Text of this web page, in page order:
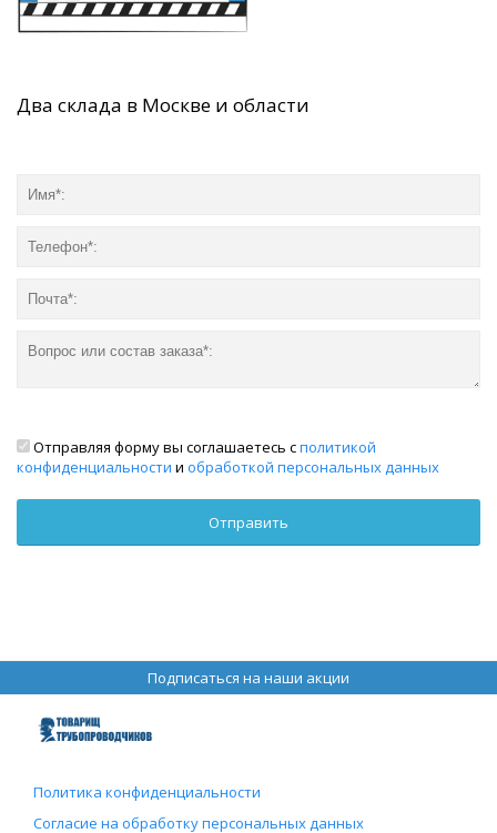
Два склада в Москве и области
Отправляя форму вы соглашаетесь сполитикой
конфиденциальности и обработкой персональных данных
Подписаться на наши акции
Политика конфиденциальности
Согласие на обработку персональных данных